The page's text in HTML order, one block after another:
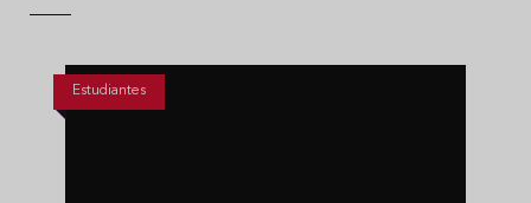
Estudiantes